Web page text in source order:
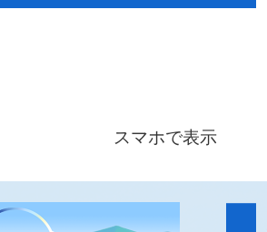
スマホで表示